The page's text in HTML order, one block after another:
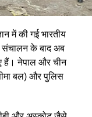
में की गई भारतीय
संचालन के बाद अब
हैं। नेपाल और चीन
बल) और पुलिस